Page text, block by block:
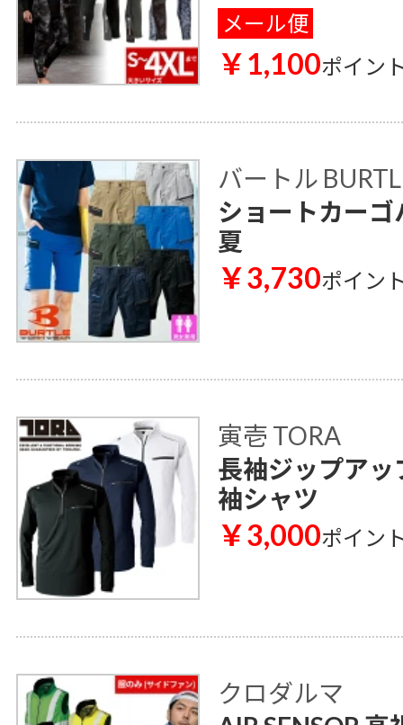
メール便
￥1,100ポイン
バートル
ショートカーゴ
夏
￥3,730ポイン
寅壱 TORA
長袖ジップア
袖シャツ
￥3,000ポイン
クロダルマ